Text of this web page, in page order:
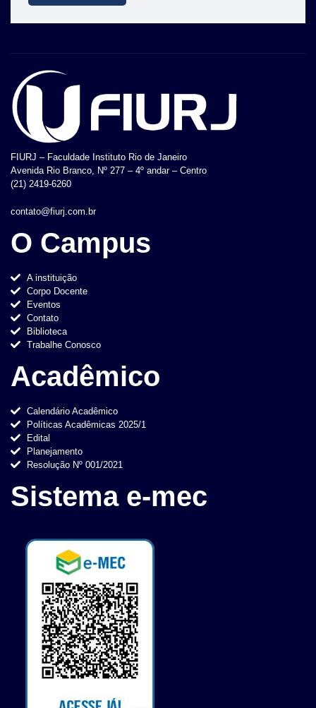
FIURJ – Faculdade Instituto Rio de Janeiro
Avenida Rio Branco, Nº 277 – 4º andar – Centro
(21) 2419-6260
contato@fiurj.com.br
O Campus
A instituição
Corpo Docente
Eventos
Contato
Biblioteca
Trabalhe Conosco
Acadêmico
Calendário Acadêmico
Políticas Acadêmicas 2025/1
Edital
Planejamento
Resolução Nº 001/2021
Sistema e-mec